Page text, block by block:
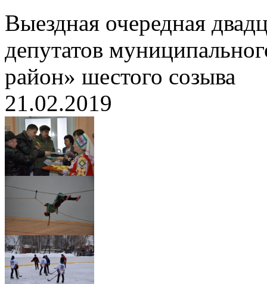
Выездная очередная
депутатов
район» шестого созыва
21.02.2019